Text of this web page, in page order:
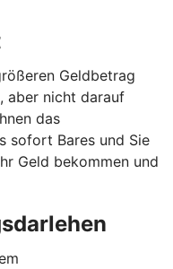
Geldbetrag
aber nicht darauf
das
sofort Bares und Sie
Geld bekommen und